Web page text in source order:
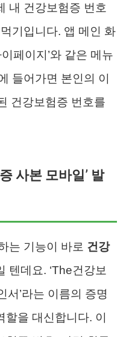
내 건강보험증 번호
기입니다. 앱 메인 화
이페이지’와 같은 메뉴
들어가면 본인의 이
건강보험증 번호를
사본 모바일’ 발
는 기능이 바로 건강
텐데요. ‘The건강보
서’라는 이름의 증명
할을 대신합니다. 이